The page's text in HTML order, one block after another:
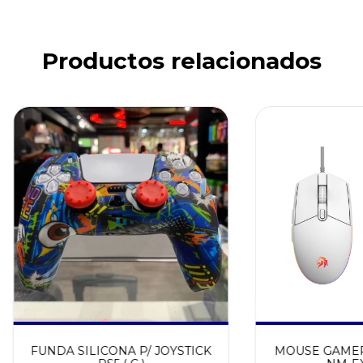
Productos relacionados
FUNDA SILICONA P/ JOYSTICK
MOUSE